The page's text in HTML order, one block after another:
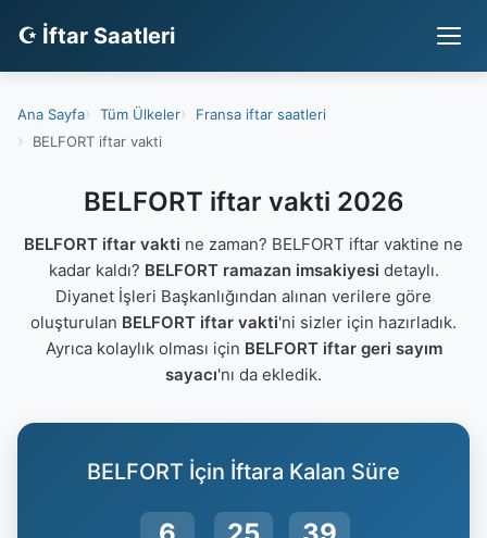
☪ İftar Saatleri
Ana Sayfa Tüm Ülkeler
Fransa iftar saatleri
BELFORT iftar vakti
BELFORT iftar vakti 2026
BELFORT iftar vakti ne zaman? BELFORT iftar vaktine ne
kadar kaldı? BELFORT ramazan imsakiyesi detaylı.
Diyanet İşleri Başkanlığından alınan verilere göre
oluşturulan BELFORT iftar vakti'ni sizler için hazırladık.
Ayrıca kolaylık olması için BELFORT iftar geri sayım
sayacı'nı da ekledik.
BELFORT İçin İftara Kalan Süre